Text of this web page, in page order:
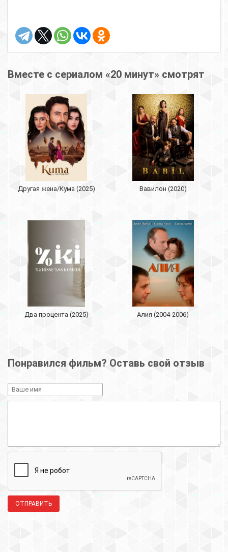
Вместе с сериалом «20 минут» смотрят
Другая жена/Кума (2025) Вавилон (2020)
Два процента (2025) Aлия (2004-2006)
Понравился фильм? Оставь свой отзыв
ОТПРАВИТЬ